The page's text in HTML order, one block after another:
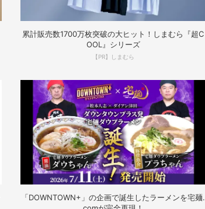
累計販売数1700万枚突破の大ヒット！しまむら『超C
OOL』シリーズ
【PR】しまむら
「DOWNTOWN+」の企画で誕生したラーメンを宅麺.